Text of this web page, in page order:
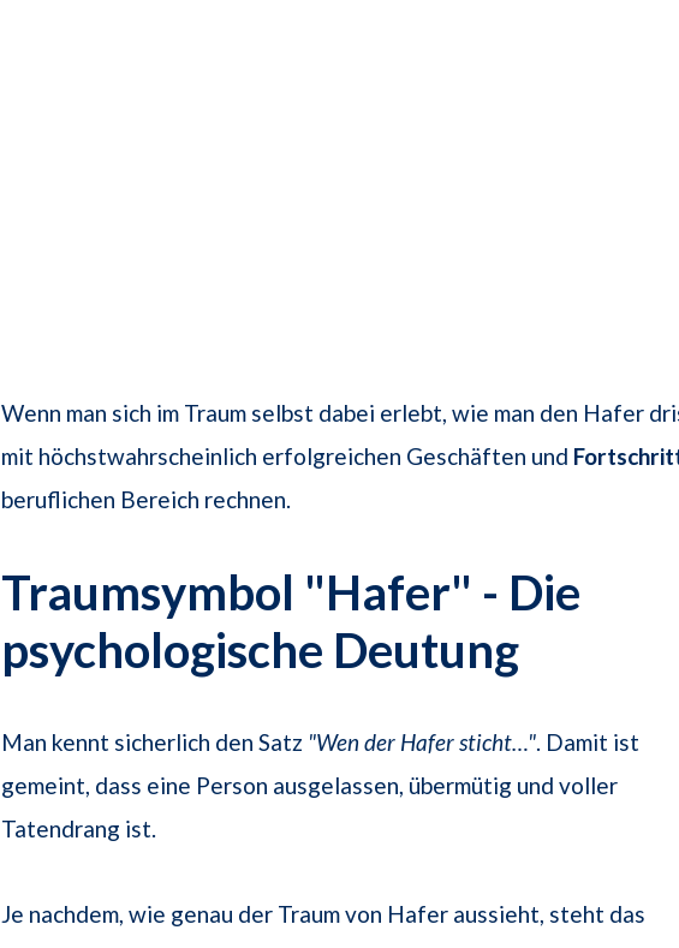
Wenn man sich im Traum selbst dabei erlebt, wie man den Hafer
mit höchstwahrscheinlich erfolgreichen Geschäften und
beruflichen Bereich rechnen.
Traumsymbol "Hafer" - Die
psychologische Deutung
Man kennt sicherlich den Satz "Wen der Hafer sticht…". Damit ist
gemeint, dass eine Person ausgelassen, übermütig und voller
Tatendrang ist.
Je nachdem, wie genau der Traum von Hafer aussieht, steht das